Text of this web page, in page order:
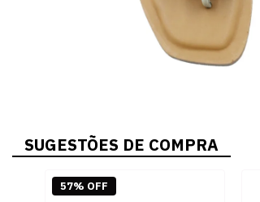
SUGESTÕES DE COMPRA
57% OFF